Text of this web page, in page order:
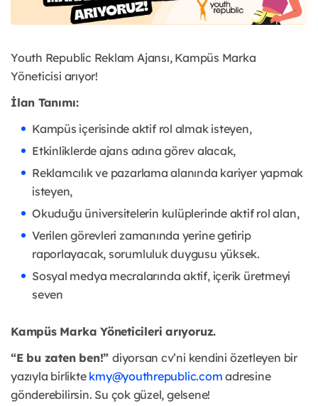
Youth Republic Reklam Ajansı, Kampüs Marka
Yöneticisi arıyor!
İlan Tanımı:
Kampüs içerisinde aktif rol almak isteyen,
Etkinliklerde ajans adına görev alacak,
Reklamcılık ve pazarlama alanında kariyer yapmak
isteyen,
Okuduğu üniversitelerin kulüplerinde aktif rol alan,
Verilen görevleri zamanında yerine getirip
raporlayacak, sorumluluk duygusu yüksek.
Sosyal medya mecralarında aktif, içerik üretmeyi
seven
Kampüs Marka Yöneticileri arıyoruz.
“E bu zaten ben!” diyorsan cv’ni kendini özetleyen bir
yazıyla birlikte kmy@youthrepublic.com adresine
gönderebilirsin. Su çok güzel, gelsene!